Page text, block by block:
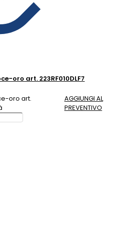
oro art. 223RF010DLF7
oro art.
AGGIUNGI AL
PREVENTIVO